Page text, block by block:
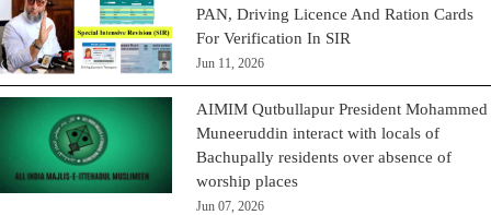
PAN, Driving Licence And Ration Cards
For Verification In SIR
Jun 11, 2026
AIMIM Qutbullapur President Mohammed
Muneeruddin interact with locals of
Bachupally residents over absence of
worship places
Jun 07, 2026